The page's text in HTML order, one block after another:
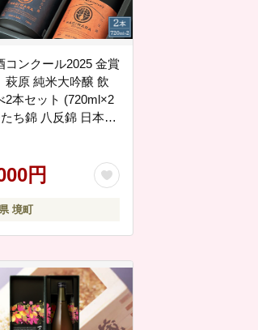
コンクール2025 金賞
萩原 純米大吟醸 飲
2本セット (720ml×2
ち錦 八反錦 日本酒
円
境町